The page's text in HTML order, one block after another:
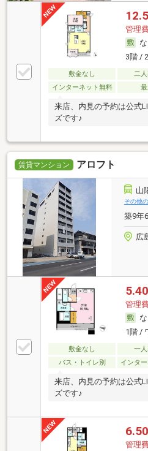
管理
3階 /
敷金なし 二
インターネット無料
来店、内見の予約は公式
ズです♪
賃貸マンション アロフト
山
その他
築9年
広
5.40
管理
1階 /
敷金なし 一
バス・トイレ別
インタ
来店、内見の予約は公式
ズです♪
6.50
管理